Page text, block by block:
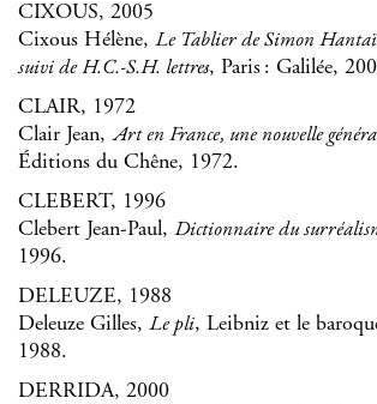
CIXOUS, 2005
Cixous Hélène, Le Tablier de Simon
suivi de H.C.-S.H. lettres, Paris : Galilée,
CLAIR, 1972
Clair Jean, Art en France, une nouvelle
Éditions du Chêne, 1972.
CLEBERT, 1996
Clebert Jean-Paul, Dictionnaire du
1996.
DELEUZE, 1988
Deleuze Gilles, Le pli, Leibniz et le
1988.
DERRIDA, 2000